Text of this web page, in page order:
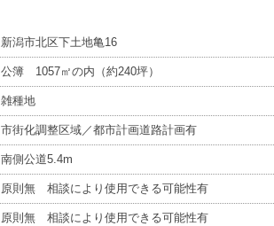
新潟市北区下土地亀16
公簿 1057㎡の内（約240坪）
雑種地
市街化調整区域／都市計画道路計画有
南側公道5.4m
原則無 相談により使用できる可能性有
原則無 相談により使用できる可能性有